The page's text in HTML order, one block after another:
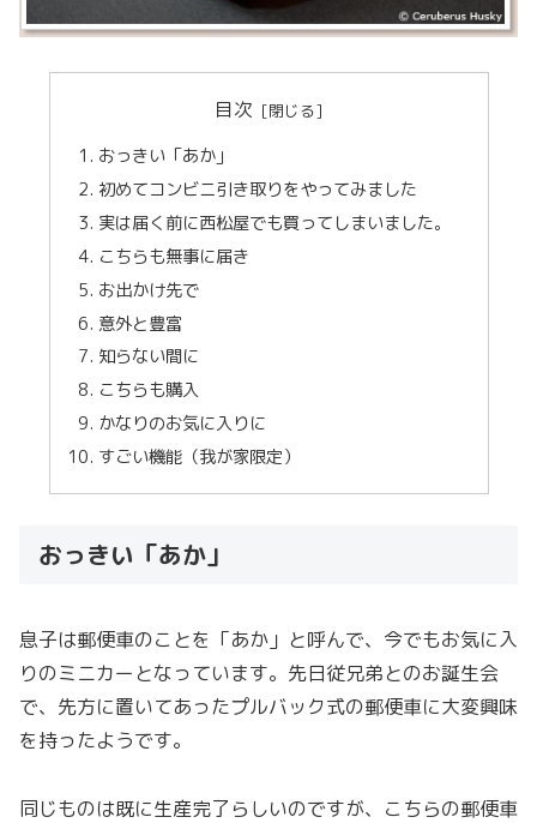
目次
おっきい「あか」
初めてコンビニ引き取りをやってみました
実は届く前に西松屋でも買ってしまいました。
こちらも無事に届き
お出かけ先で
意外と豊富
知らない間に
こちらも購入
かなりのお気に入りに
すごい機能（我が家限定）
おっきい「あか」
息子は郵便車のことを「あか」と呼んで、今でもお気に入
りのミニカーとなっています。先日従兄弟とのお誕生会
で、先方に置いてあったプルバック式の郵便車に大変興味
を持ったようです。
同じものは既に生産完了らしいのですが、こちらの郵便車